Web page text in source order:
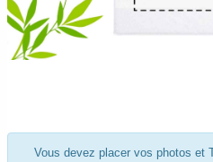
Vous devez placer vos photos et